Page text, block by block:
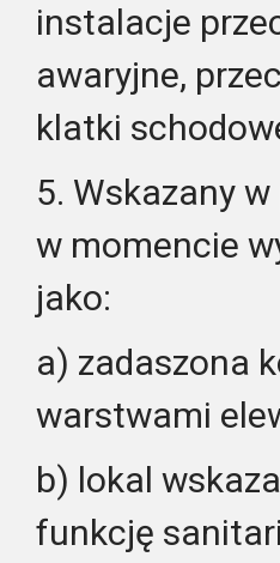
instalacje
awaryjne,
klatki
5. Wskazany
w momencie
jako:
a) zadaszona
warstwami
b) lokal
funkcję